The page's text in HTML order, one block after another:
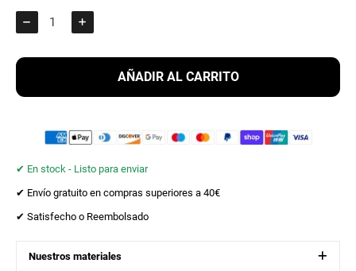
AÑADIR AL CARRITO
✔︎ En stock - Listo para enviar
✔︎ Envío gratuito en compras superiores a 40€
✔︎ Satisfecho o Reembolsado
Nuestros materiales